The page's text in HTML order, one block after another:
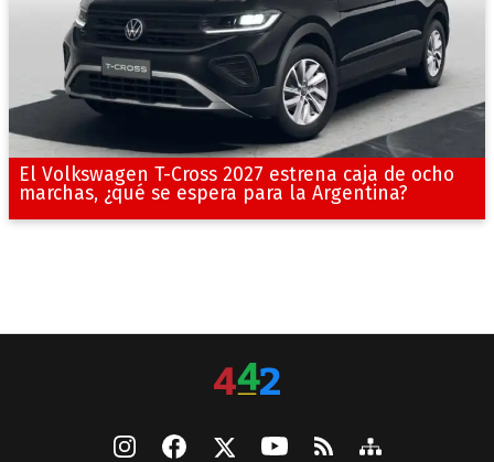
El Volkswagen T-Cross 2027 estrena caja de ocho
marchas, ¿qué se espera para la Argentina?